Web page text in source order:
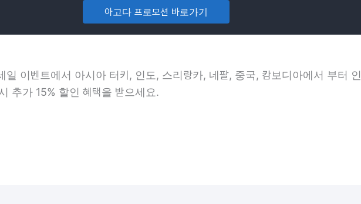
아고다 프로모션 바로가기
일 이벤트에서 아시아 터키, 인도, 스리랑카, 네팔, 중국, 캄보디아에서 부터
추가 15% 할인 혜택을 받으세요.